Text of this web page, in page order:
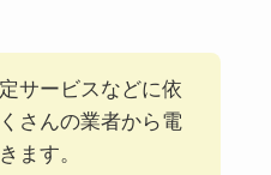
サービスなどに依
さんの業者から電
ます。